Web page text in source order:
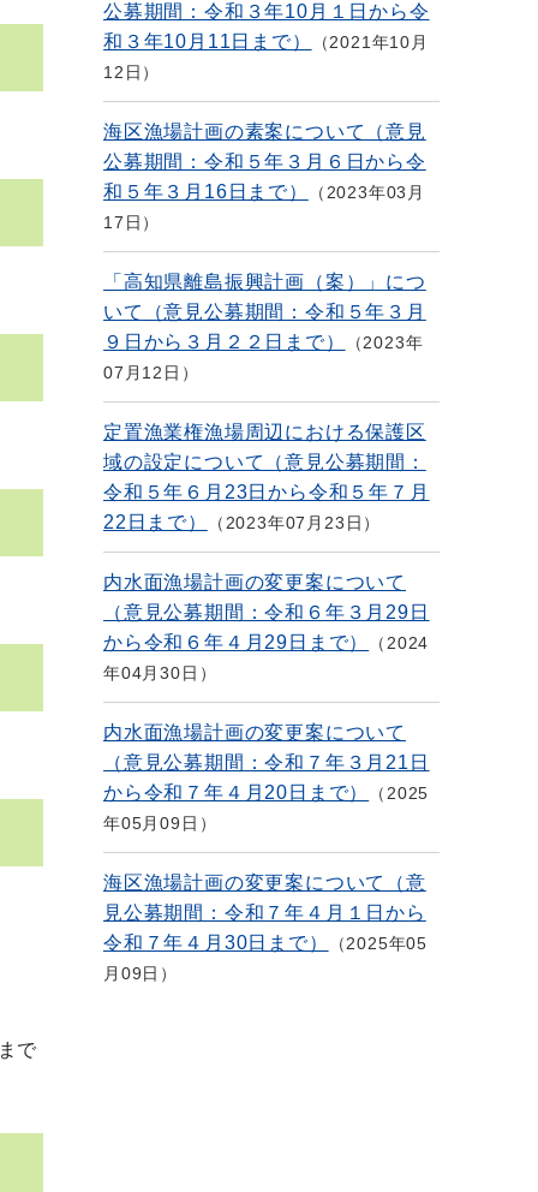
で
公募期間：令和３年10月１日から令
和３年10月11日まで）
2021年10月
12日
海区漁場計画の素案について（意見
公募期間：令和５年３月６日から令
和５年３月16日まで）
2023年03月
17日
「高知県離島振興計画（案）」につ
いて（意見公募期間：令和５年３月
９日から３月２２日まで）
2023年
07月12日
定置漁業権漁場周辺における保護区
域の設定について（意見公募期間：
令和５年６月23日から令和５年７月
22日まで）
2023年07月23日
内水面漁場計画の変更案について
（意見公募期間：令和６年３月29日
から令和６年４月29日まで）
2024
年04月30日
内水面漁場計画の変更案について
（意見公募期間：令和７年３月21日
から令和７年４月20日まで）
2025
年05月09日
海区漁場計画の変更案について（意
見公募期間：令和７年４月１日から
令和７年４月30日まで）
2025年05
月09日